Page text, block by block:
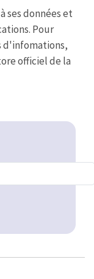
ses données et
Pour
d'infomations,
officiel de la